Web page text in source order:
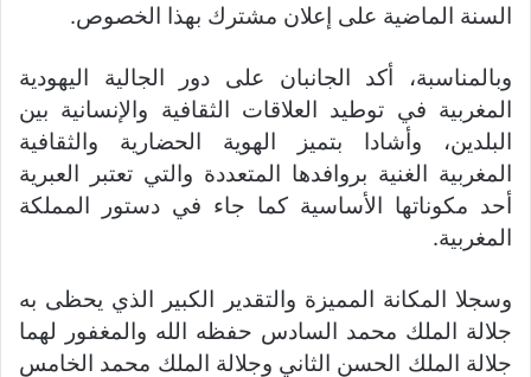
السنة الماضية على إعلان مشترك بهذا الخصوص.
وبالمناسبة، أكد الجانبان على دور الجالية اليهودية
المغربية في توطيد العلاقات الثقافية والإنسانية بين
البلدين، وأشادا بتميز الهوية الحضارية والثقافية
المغربية الغنية بروافدها المتعددة والتي تعتبر العبرية
أحد مكوناتها الأساسية كما جاء في دستور المملكة
المغربية.
وسجلا المكانة المميزة والتقدير الكبير الذي يحظى به
جلالة الملك محمد السادس حفظه الله والمغفور لهما
جلالة الملك الحسن الثاني وجلالة الملك محمد الخامس